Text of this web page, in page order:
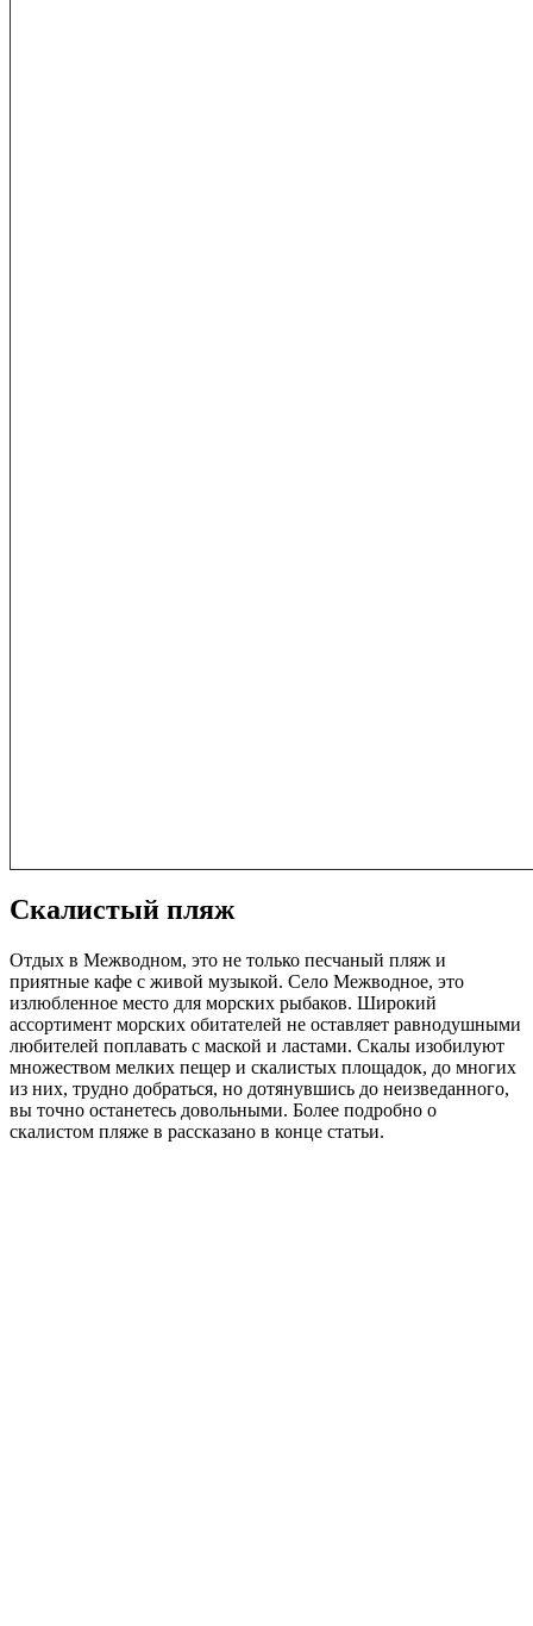
Скалистый пляж
Отдых в Межводном, это не только песчаный пляж и
приятные кафе с живой музыкой. Село Межводное, это
излюбленное место для морских рыбаков. Широкий
ассортимент морских обитателей не оставляет равнодушными
любителей поплавать с маской и ластами. Скалы изобилуют
множеством мелких пещер и скалистых площадок, до многих
из них, трудно добраться, но дотянувшись до неизведанного,
вы точно останетесь довольными. Более подробно о
скалистом пляже в рассказано в конце статьи.